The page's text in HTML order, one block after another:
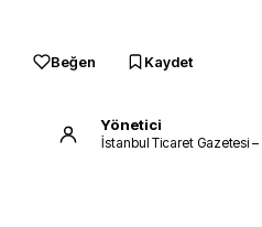
Beğen Kaydet
Yönetici
İstanbul Ticaret Gazetesi